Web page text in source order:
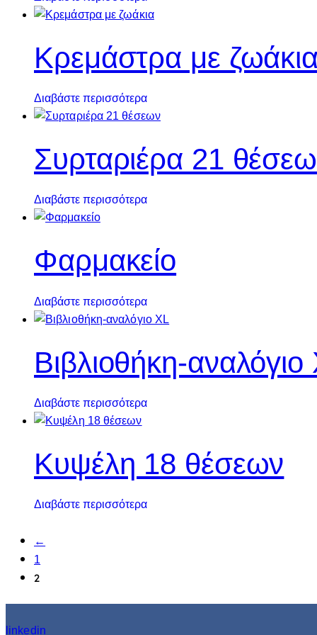
Κρεμάστρα με
Διαβάστε περισσότερα
Συρταριέρα 21
Διαβάστε περισσότερα
Φαρμακείο
Διαβάστε περισσότερα
Βιβλιοθήκη-αναλόγιο
Διαβάστε περισσότερα
Κυψέλη 18 θέσεων
Διαβάστε περισσότερα
←
1
2
linkedin